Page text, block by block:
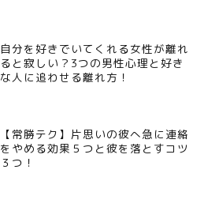
自分を好きでいてくれる女性が離れ
ると寂しい？3つの男性心理と好き
な人に追わせる離れ方！
【常勝テク】片思いの彼へ急に連絡
をやめる効果５つと彼を落とすコツ
３つ！